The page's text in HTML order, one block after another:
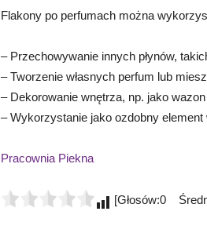
Flakony po perfumach można
– Przechowywanie innych płynów,
– Tworzenie własnych perfum lub
– Dekorowanie wnętrza, np. jako
– Wykorzystanie jako ozdobny element
Pracownia Piekna
[Głosów:0